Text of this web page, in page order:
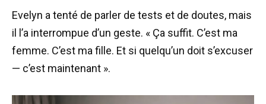
Evelyn a tenté de parler de tests et de doutes, mais
il l’a interrompue d’un geste. « Ça suffit. C’est ma
femme. C’est ma fille. Et si quelqu’un doit s’excuser
— c’est maintenant ».